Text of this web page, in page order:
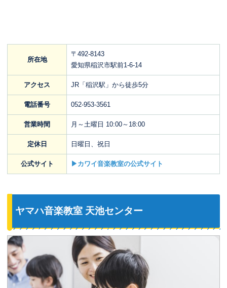
所在地
〒492-8143
愛知県稲沢市駅前1-6-14
アクセス JR「稲沢駅」から徒歩5分
電話番号 052-953-3561
営業時間 月～土曜日 10:00～18:00
定休日 日曜日、祝日
公式サイト ▶カワイ音楽教室の公式サイト
ヤマハ音楽教室 天池センター